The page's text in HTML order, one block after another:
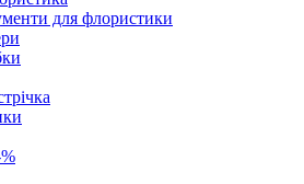
для флористики